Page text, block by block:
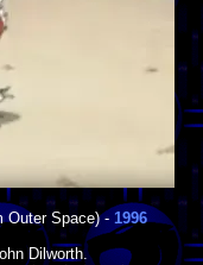
Outer Space) - 1996
Dilworth.